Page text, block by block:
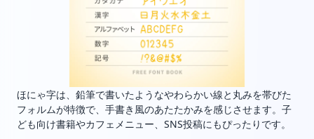
ほにゃ字は、鉛筆で書いたようなやわらかい線と丸みを帯びた
フォルムが特徴で、手書き風のあたたかみを感じさせます。子
ども向け書籍やカフェメニュー、SNS投稿にもぴったりです。